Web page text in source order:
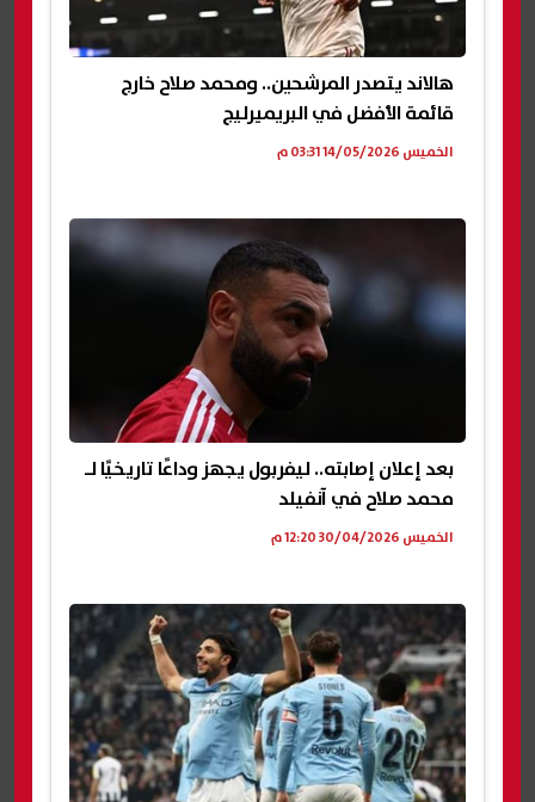
هالاند يتصدر المرشحين.. ومحمد صلاح خارج
قائمة الأفضل في البريميرليج
الخميس 14/05/2026 03:31 م
بعد إعلان إصابته.. ليفربول يجهز وداعًا تاريخيًا لـ
محمد صلاح في آنفيلد
الخميس 30/04/2026 12:20 م